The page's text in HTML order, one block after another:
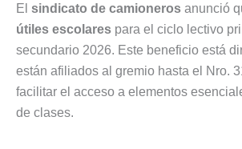
El sindicato de camioneros anunció
útiles escolares para el ciclo lectivo
secundario 2026. Este beneficio está
están afiliados al gremio hasta el Nro.
facilitar el acceso a elementos
de clases.